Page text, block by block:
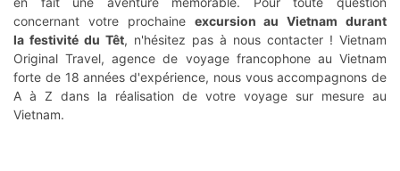
concernant votre prochaine excursion au Vietnam durant
la festivité du Têt, n'hésitez pas à nous contacter ! Vietnam
Original Travel, agence de voyage francophone au Vietnam
forte de 18 années d'expérience, nous vous accompagnons de
A à Z dans la réalisation de votre voyage sur mesure au
Vietnam.